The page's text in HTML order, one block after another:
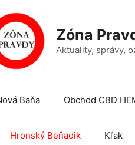
Zóna
Aktuality, správy,
Baňa Obchod CBD
Hronský Beňadik Kľak